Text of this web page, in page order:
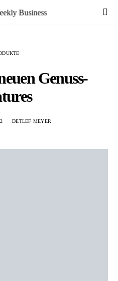
Genuss-
DETLEF MEYER